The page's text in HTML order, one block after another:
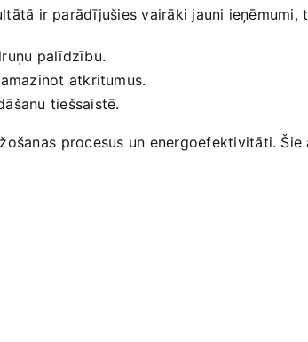
ir parādījušies vairāki jauni ieņēmumi,
palīdzību.
atkritumus.
tiešsaistē.
procesus un⁤ energoefektivitāti.